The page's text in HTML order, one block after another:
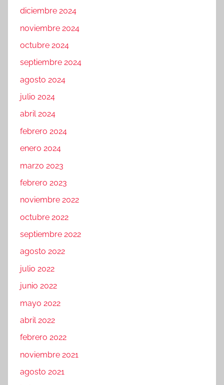
diciembre 2024
noviembre 2024
octubre 2024
septiembre 2024
agosto 2024
julio 2024
abril 2024
febrero 2024
enero 2024
marzo 2023
febrero 2023
noviembre 2022
octubre 2022
septiembre 2022
agosto 2022
julio 2022
junio 2022
mayo 2022
abril 2022
febrero 2022
noviembre 2021
agosto 2021